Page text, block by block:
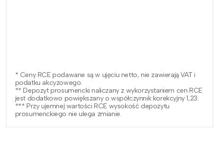
* Ceny RCE podawane są w ujęciu netto, nie zawierają VAT i
podatku akcyzowego.
** Depozyt prosumencki naliczany z wykorzystaniem cen RCE
jest dodatkowo powiększany o współczynnik korekcyjny 1,23.
*** Przy ujemnej wartości RCE wysokość depozytu
prosumenckiego nie ulega zmianie.